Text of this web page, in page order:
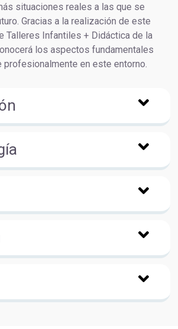
situaciones reales a las que se
Gracias a la realización de este
Talleres Infantiles + Didáctica de la
los aspectos fundamentales
en este entorno.